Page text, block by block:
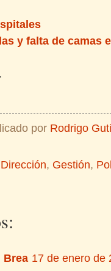
y falta de camas
por Rodrigo
Dirección, Gestión,
Brea 17 de enero de